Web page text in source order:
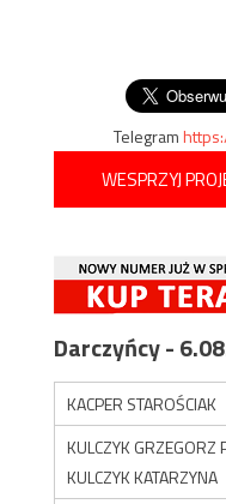
Telegram
WESPRZYJ
Darczyńcy -
KACPER STAROŚCIAK
KULCZYK GRZEGORZ
KULCZYK KATARZYNA